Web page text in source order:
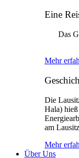
Eine
Das
Mehr
Die
Hala)
am
Mehr
Über Uns